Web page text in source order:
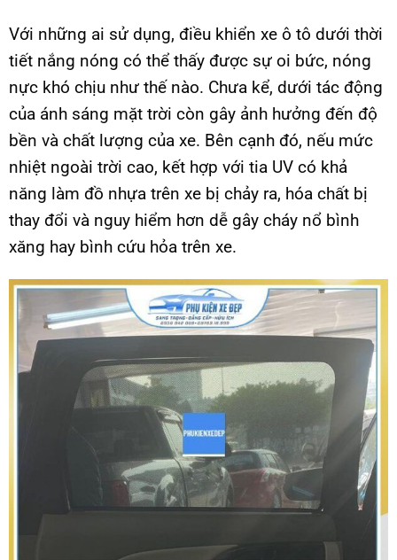
Với những ai sử dụng, điều khiển xe ô tô dưới thời
tiết nắng nóng có thể thấy được sự oi bức, nóng
nực khó chịu như thế nào. Chưa kể, dưới tác động
của ánh sáng mặt trời còn gây ảnh hưởng đến độ
bền và chất lượng của xe. Bên cạnh đó, nếu mức
nhiệt ngoài trời cao, kết hợp với tia UV có khả
năng làm đồ nhựa trên xe bị chảy ra, hóa chất bị
thay đổi và nguy hiểm hơn dễ gây cháy nổ bình
xăng hay bình cứu hỏa trên xe.